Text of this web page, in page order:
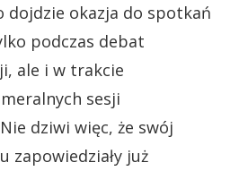
dojdzie okazja do spotkań
podczas debat
ale i w trakcie
sesji
dziwi więc, że swój
zapowiedziały już